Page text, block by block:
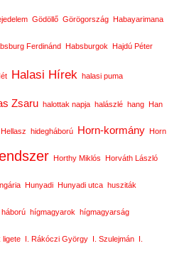
Gödöllő Görögország Habayarimana
Ferdinánd Habsburgok Hajdú Péter
Halasi Hírek halasi puma
Zsaru halottak napja halászlé hang Han
Hellasz hidegháború Horn-kormány Horn
Horthy Miklós Horváth László
Hunyadi Hunyadi utca husziták
háború hígmagyarok hígmagyarság
ligete I. Rákóczi György I. Szulejmán I.